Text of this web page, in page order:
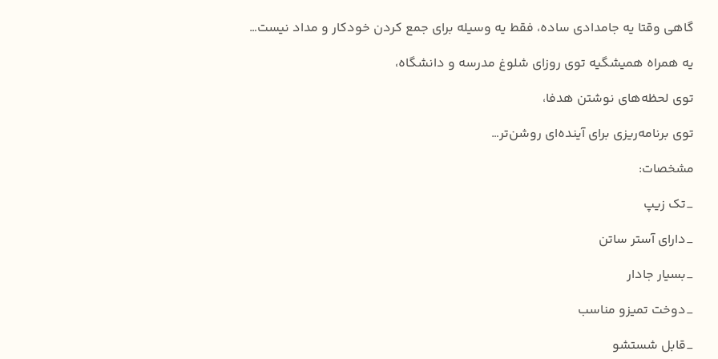
گاهی وقتا یه جامدادی ساده، فقط یه وسیله برای جمع کردن خودکار و مداد نیست…
یه همراه همیشگیه توی روزای شلوغ مدرسه و دانشگاه،
توی لحظه‌های نوشتن هدفا،
توی برنامه‌ریزی برای آینده‌ای روشن‌تر…
مشخصات:
_تک زیپ
_دارای آستر ساتن
_بسیار جادار
_دوخت تمیزو مناسب
_قابل شستشو